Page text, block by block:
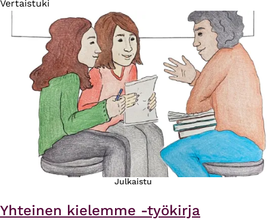
Vertaistuki
Julkaistu
Yhteinen kielemme -työkirja